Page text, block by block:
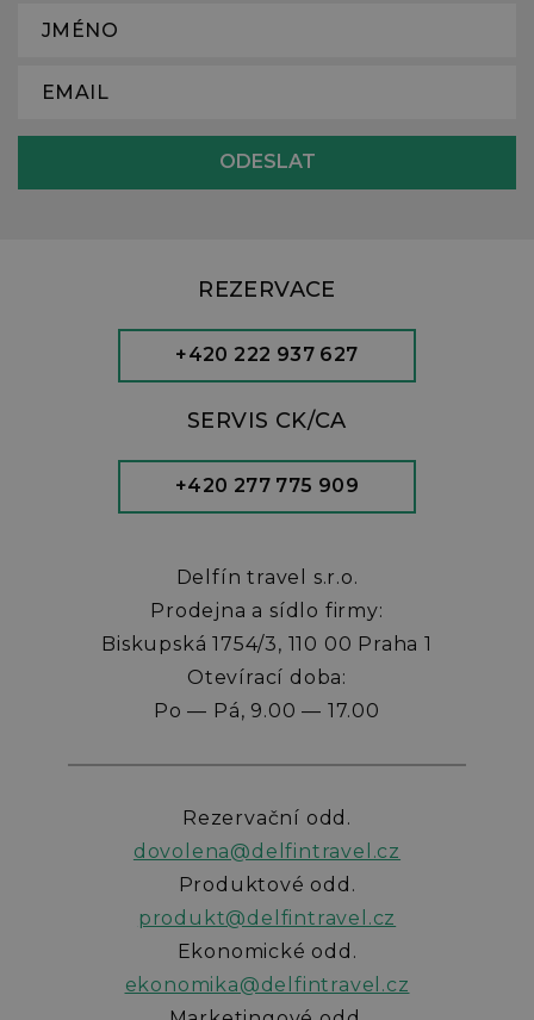
REZERVACE
+420 222 937 627
SERVIS CK/CA
+420 277 775 909
Delfín travel s.r.o.
Prodejna a sídlo firmy:
Biskupská 1754/3, 110 00 Praha 1
Otevírací doba:
Po — Pá, 9.00 — 17.00
Rezervační odd.
dovolena@delfintravel.cz
Produktové odd.
produkt@delfintravel.cz
Ekonomické odd.
ekonomika@delfintravel.cz